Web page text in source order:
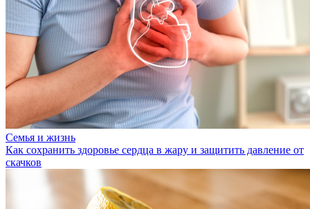
Семья и жизнь
Как сохранить здоровье сердца в жару и защитить давление от
скачков